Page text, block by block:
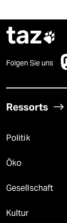
taz
Folgen Sie uns
Ressorts
Politik
Öko
Gesellschaft
Kultur